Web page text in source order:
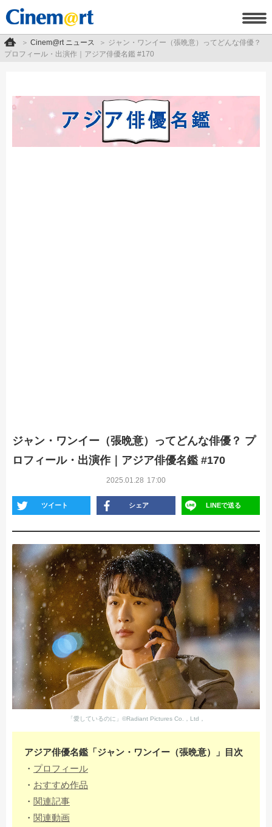
Cinem@rt ニュース
ジャン・ワンイー（張晩意）ってどんな俳優？
プロフィール・出演作｜アジア俳優名鑑 #170
ジャン・ワンイー（張晩意）ってどんな俳優？ プ
ロフィール・出演作｜アジア俳優名鑑 #170
2025.01.28 17:00
ツイート シェア LINEで送る
「愛しているのに」©Radiant Pictures Co.，Ltd，
アジア俳優名鑑「ジャン・ワンイー（張晩意）」目次
・ プロフィール
・ おすすめ作品
・ 関連記事
・ 関連動画